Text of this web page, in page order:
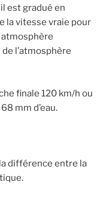
est gradué en
la vitesse vraie pour
atmosphère
l’atmosphère
finale 120 km/h ou
mm d’eau.
différence entre la